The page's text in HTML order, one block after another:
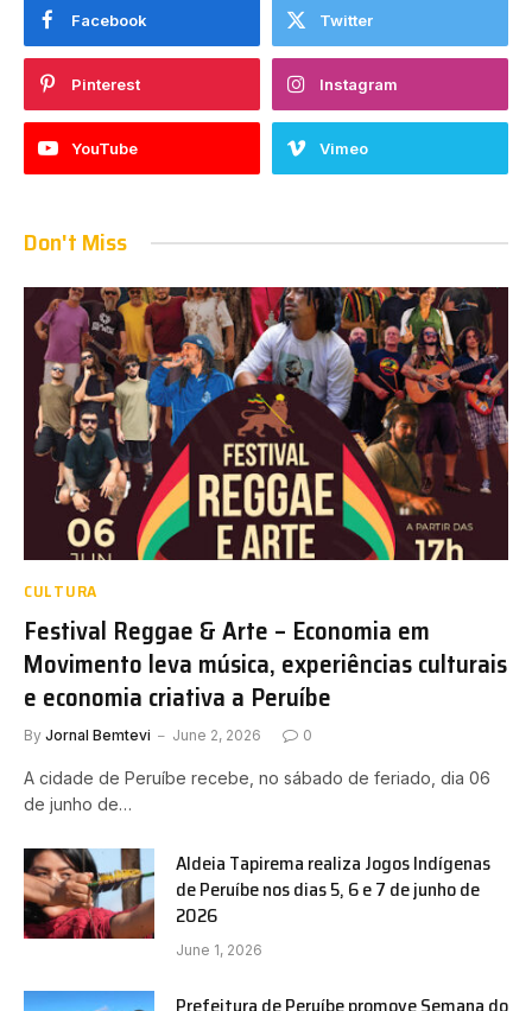
Facebook Twitter
Pinterest Instagram
YouTube Vimeo
Don't Miss
CULTURA
Festival Reggae & Arte – Economia em
Movimento leva música, experiências culturais
e economia criativa a Peruíbe
By Jornal Bemtevi June 2, 2026 0
A cidade de Peruíbe recebe, no sábado de feriado, dia 06
de junho de…
Aldeia Tapirema realiza Jogos Indígenas
de Peruíbe nos dias 5, 6 e 7 de junho de
2026
June 1, 2026